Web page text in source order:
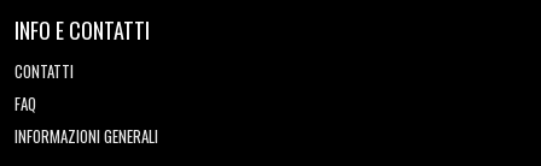
INFO E CONTATTI
CONTATTI
FAQ
INFORMAZIONI GENERALI